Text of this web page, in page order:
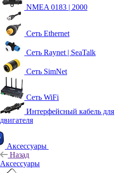
NMEA 0183 | 2000
Сеть Ethernet
Сеть Raynet | SeaTalk
Сеть SimNet
Сеть WiFi
Интерфейсный кабель для
двигателя
Аксессуары
Назад
Аксессуары